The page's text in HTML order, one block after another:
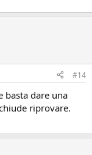
#14
basta dare una
riprovare.